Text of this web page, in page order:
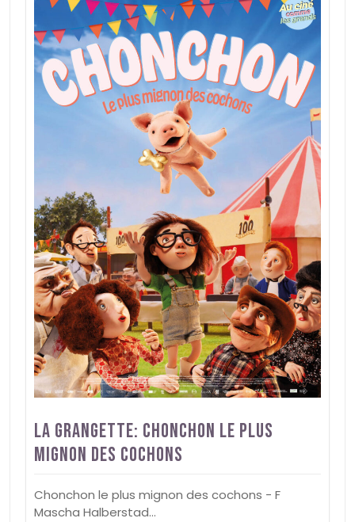
La Grangette: Chonchon le plus
mignon des cochons
Chonchon le plus mignon des cochons - F
Mascha Halberstad…